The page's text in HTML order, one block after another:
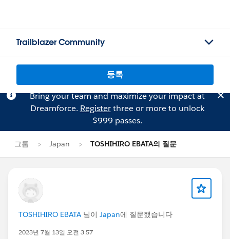
Trailblazer Community
등록
Bring your team and maximize your impact at
Dreamforce. Registerthree or more to unlock
$999 passes.
그룹 Japan TOSHIHIRO EBATA의 질문
TOSHIHIRO EBATA 님이 Japan에 질문했습니다
2023년 7월 13일 오전 3:57